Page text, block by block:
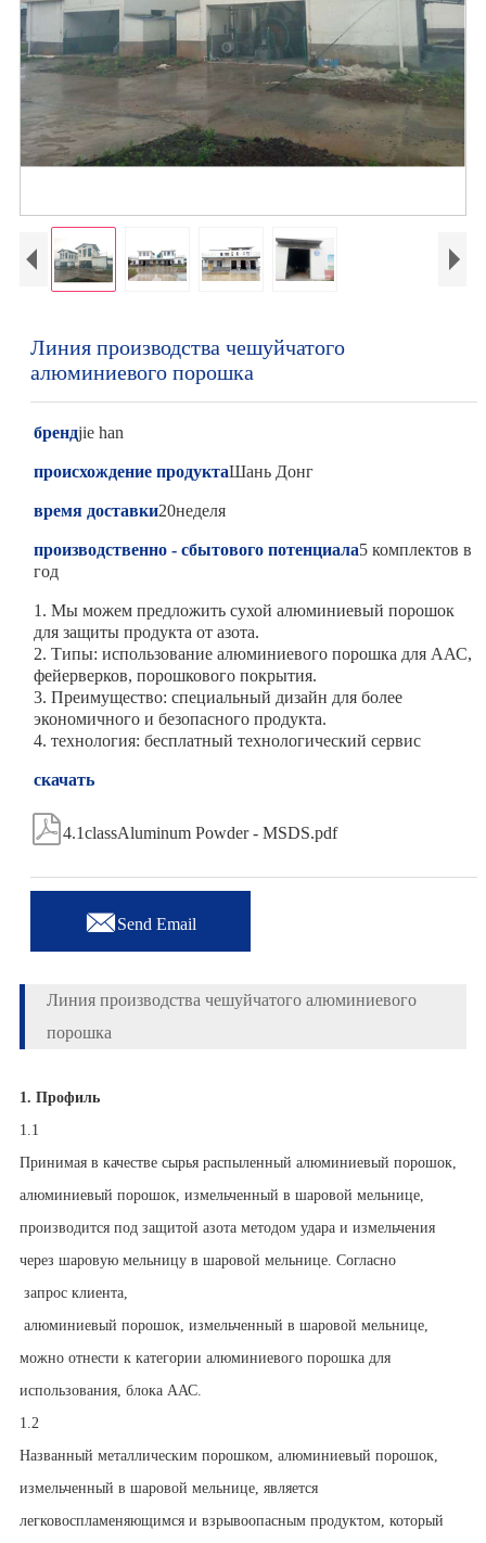
Линия производства чешуйчатого
алюминиевого порошка
брендjie han
происхождение продуктаШань Донг
время доставки20неделя
производственно - сбытового потенциала5 комплектов в
год
1. Мы можем предложить сухой алюминиевый порошок
для защиты продукта от азота.
2. Типы: использование алюминиевого порошка для ААС,
фейерверков, порошкового покрытия.
3. Преимущество: специальный дизайн для более
экономичного и безопасного продукта.
4. технология: бесплатный технологический сервис
скачать
4.1classAluminum Powder - MSDS.pdf
Send Email
Линия производства чешуйчатого алюминиевого
порошка
1. Профиль
1.1
Принимая в качестве сырья распыленный алюминиевый порошок,
алюминиевый порошок, измельченный в шаровой мельнице,
производится под защитой азота методом удара и измельчения
через шаровую мельницу в шаровой мельнице. Согласно
запрос клиента,
алюминиевый порошок, измельченный в шаровой мельнице,
можно отнести к категории алюминиевого порошка для
использования, блока ААС.
1.2
Названный металлическим порошком, алюминиевый порошок,
измельченный в шаровой мельнице, является
легковоспламеняющимся и взрывоопасным продуктом, который